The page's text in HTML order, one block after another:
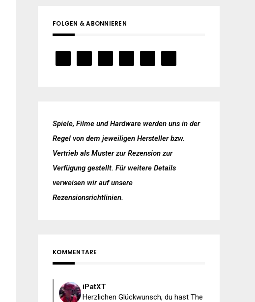
FOLGEN & ABONNIEREN
Spiele, Filme und Hardware werden uns in der
Regel von dem jeweiligen Hersteller bzw.
Vertrieb als Muster zur Rezension zur
Verfügung gestellt. Für weitere Details
verweisen wir auf unsere
Rezensionsrichtlinien.
KOMMENTARE
iPatXT
Herzlichen Glückwunsch, du hast The